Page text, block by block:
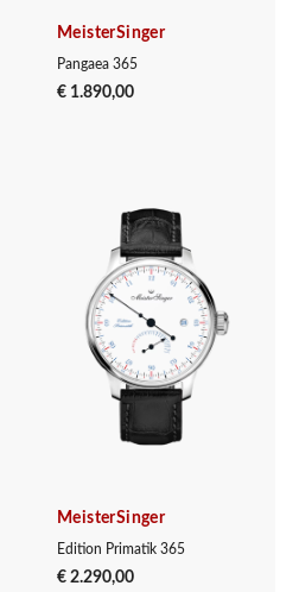
MeisterSinger
Pangaea 365
€ 1.890,00
MeisterSinger
Edition Primatik 365
€ 2.290,00